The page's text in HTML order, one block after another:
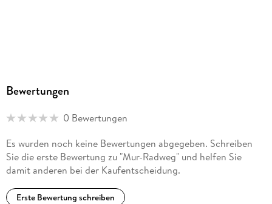
Bewertungen
0 Bewertungen
Es wurden noch keine Bewertungen abgegeben. Schreiben
Sie die erste Bewertung zu "Mur-Radweg" und helfen Sie
damit anderen bei der Kaufentscheidung.
Erste Bewertung schreiben